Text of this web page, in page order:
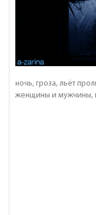
ночь, гроза, льёт
женщины и мужчины,